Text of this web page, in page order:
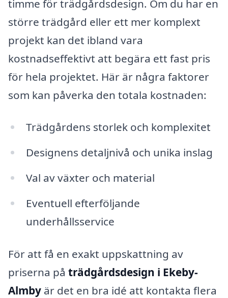
timme för trädgårdsdesign. Om du har en
större trädgård eller ett mer komplext
projekt kan det ibland vara
kostnadseffektivt att begära ett fast pris
för hela projektet. Här är några faktorer
som kan påverka den totala kostnaden:
Trädgårdens storlek och komplexitet
Designens detaljnivå och unika inslag
Val av växter och material
Eventuell efterföljande
underhållsservice
För att få en exakt uppskattning av
priserna på trädgårdsdesign i Ekeby-
Almby är det en bra idé att kontakta flera